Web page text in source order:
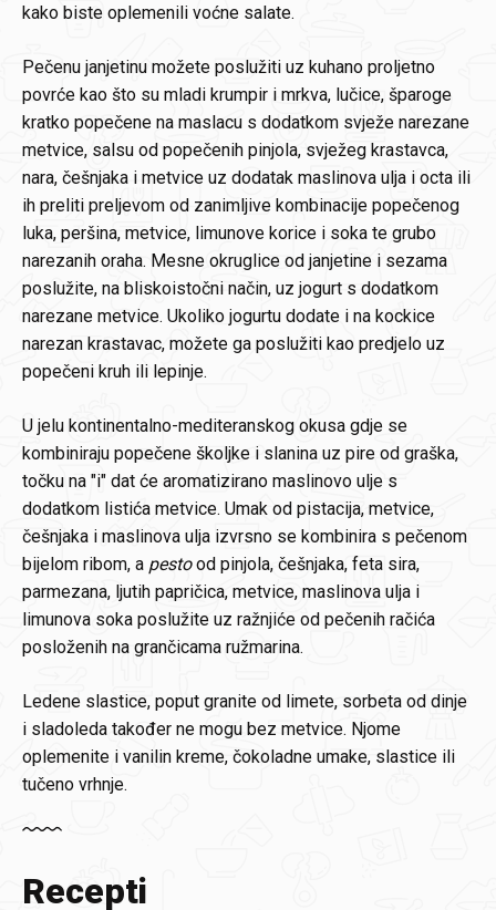
kako biste oplemenili voćne salate.
Pečenu janjetinu možete poslužiti uz kuhano proljetno
povrće kao što su mladi krumpir i mrkva, lučice, šparoge
kratko popečene na maslacu s dodatkom svježe narezane
metvice, salsu od popečenih pinjola, svježeg krastavca,
nara, češnjaka i metvice uz dodatak maslinova ulja i octa ili
ih preliti preljevom od zanimljive kombinacije popečenog
luka, peršina, metvice, limunove korice i soka te grubo
narezanih oraha. Mesne okruglice od janjetine i sezama
poslužite, na bliskoistočni način, uz jogurt s dodatkom
narezane metvice. Ukoliko jogurtu dodate i na kockice
narezan krastavac, možete ga poslužiti kao predjelo uz
popečeni kruh ili lepinje.
U jelu kontinentalno-mediteranskog okusa gdje se
kombiniraju popečene školjke i slanina uz pire od graška,
točku na "i" dat će aromatizirano maslinovo ulje s
dodatkom listića metvice. Umak od pistacija, metvice,
češnjaka i maslinova ulja izvrsno se kombinira s pečenom
bijelom ribom, a pestood pinjola, češnjaka, feta sira,
parmezana, ljutih papričica, metvice, maslinova ulja i
limunova soka poslužite uz ražnjiće od pečenih račića
posloženih na grančicama ružmarina.
Ledene slastice, poput granite od limete, sorbeta od dinje
i sladoleda također ne mogu bez metvice. Njome
oplemenite i vanilin kreme, čokoladne umake, slastice ili
tučeno vrhnje.
Recepti